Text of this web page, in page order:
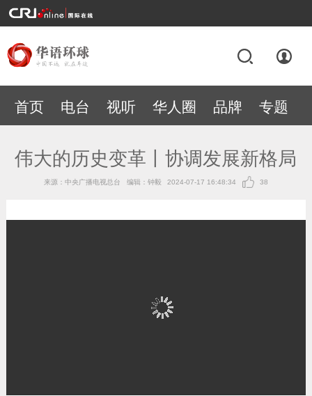
首页 电台 视听 华人圈 品牌 专题
伟大的历史变革丨协调发展新格局
来源：中央广播电视总台 编辑：钟毅 2024-07-17 16:48:34 38